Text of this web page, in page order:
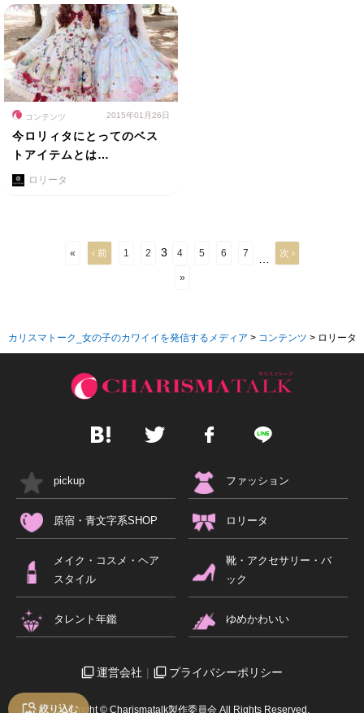
絞り込む
コンテンツ 2015年01月26日
今ロリィタにとってのベス
トアイテムとは…
ロリータ
« ‹ 前 1 2 3 4 5 6 7 次 ›
»
カリスマトーク_女の子のカワイイを発信するメディア > コンテンツ > ロリータ
pickup ファッション
原宿・青文字系SHOP ロリータ
メイク・コスメ・ヘア
スタイル
靴・アクセサリー・バ
ック
タレント年鑑 ゆめかわいい
運営会社 プライバシーポリシー
Copyright © Charismatalk製作委員会 All Rights Reserved.